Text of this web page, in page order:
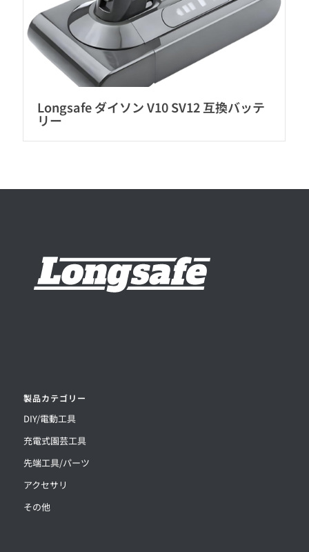
Longsafe ダイソン V10 SV12 互換バッテ
リー
製品カテゴリー
DIY/電動工具
充電式園芸工具
先端工具/パーツ
アクセサリ
その他